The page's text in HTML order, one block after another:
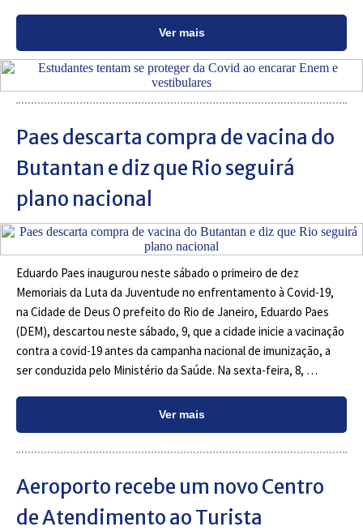
Ver mais
Paes descarta compra de vacina do
Butantan e diz que Rio seguirá
plano nacional
Eduardo Paes inaugurou neste sábado o primeiro de dez
Memoriais da Luta da Juventude no enfrentamento à Covid-19,
na Cidade de Deus O prefeito do Rio de Janeiro, Eduardo Paes
(DEM), descartou neste sábado, 9, que a cidade inicie a vacinação
contra a covid-19 antes da campanha nacional de imunização, a
ser conduzida pelo Ministério da Saúde. Na sexta-feira, 8, …
Ver mais
Aeroporto recebe um novo Centro
de Atendimento ao Turista